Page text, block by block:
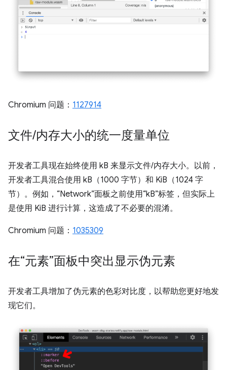
Chromium 问题： 1127914
文件/内存大小的统一度量单位
开发者工具现在始终使用 kB 来显示文件/内存大小。以前，
开发者工具混合使用 kB（1000 字节）和 KiB（1024 字
节）。例如，“Network”面板之前使用“kB”标签，但实际上
是使用 KiB 进行计算，这造成了不必要的混淆。
Chromium 问题： 1035309
在“元素”面板中突出显示伪元素
开发者工具增加了伪元素的色彩对比度，以帮助您更好地发
现它们。